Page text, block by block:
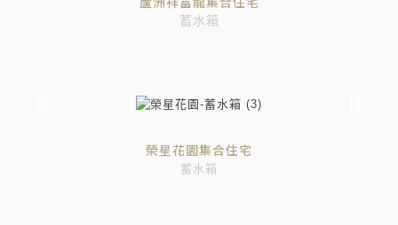
蓄水箱
榮星花園集合住宅
蓄水箱